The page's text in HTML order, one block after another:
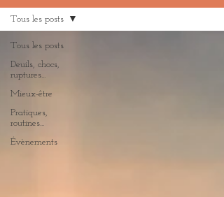
Tous les posts
Deuils, chocs,
ruptures...
Mieux-être
Pratiques,
routines...
Évènements
Tous les posts